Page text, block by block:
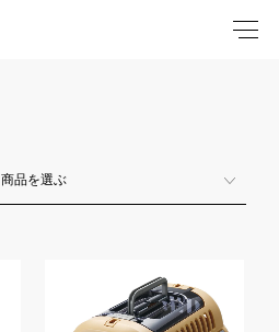
商品を選ぶ